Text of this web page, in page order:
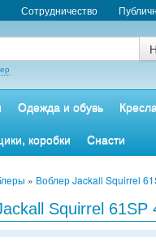
Сотрудничество
Одежда и обувь
коробки
Снасти
» Воблер Jackall Squirrel
Squirrel 61SP